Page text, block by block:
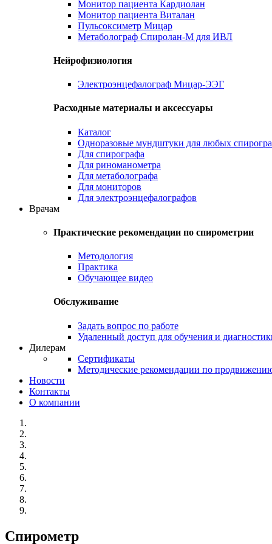
Монитор пациента Кардиолан
Монитор пациента Виталан
Пульсоксиметр Мицар
Метаболограф Спиролан-М для ИВЛ
Нейрофизиология
Электроэнцефалограф Мицар-ЭЭГ
Расходные материалы и аксессуары
Каталог
Одноразовые мундштуки для любых
Для спирографа
Для риноманометра
Для метаболографа
Для мониторов
Для электроэнцефалографов
Врачам
Практические рекомендации по спирометрии
Методология
Практика
Обучающее видео
Обслуживание
Задать вопрос по работе
Удаленный доступ для обучения и
Дилерам
Сертификаты
Методические рекомендации по
Новости
Контакты
О компании
Спирометр